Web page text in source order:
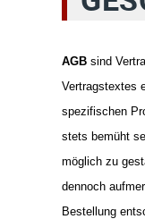
AGB sind
Vertragstextes
spezifischen
stets bemüht
möglich zu
dennoch
Bestellung